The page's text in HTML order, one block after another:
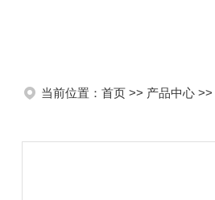
当前位置： 首页>> 产品中心>>